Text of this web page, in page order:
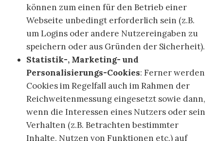
können zum einen für den Betrieb einer
Webseite unbedingt erforderlich sein (z.B.
um Logins oder andere Nutzereingaben zu
speichern oder aus Gründen der Sicherheit).
Statistik-, Marketing- und
Personalisierungs-Cookies: Ferner werden
Cookies im Regelfall auch im Rahmen der
Reichweitenmessung eingesetzt sowie dann,
wenn die Interessen eines Nutzers oder sein
Verhalten (z.B. Betrachten bestimmter
Inhalte, Nutzen von Funktionen etc.) auf